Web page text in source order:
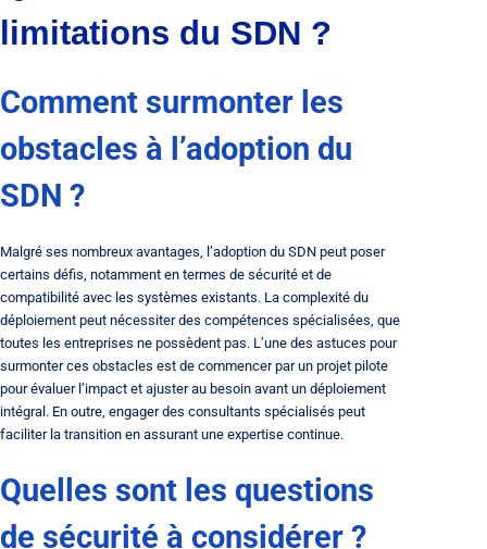
limitations du SDN ?
Comment surmonter les
obstacles à l’adoption du
SDN ?
Malgré ses nombreux avantages, l’adoption du SDN peut poser
certains défis, notamment en termes de sécurité et de
compatibilité avec les systèmes existants. La complexité du
déploiement peut nécessiter des compétences spécialisées, que
toutes les entreprises ne possèdent pas. L’une des astuces pour
surmonter ces obstacles est de commencer par un projet pilote
pour évaluer l’impact et ajuster au besoin avant un déploiement
intégral. En outre, engager des consultants spécialisés peut
faciliter la transition en assurant une expertise continue.
Quelles sont les questions
de sécurité à considérer ?